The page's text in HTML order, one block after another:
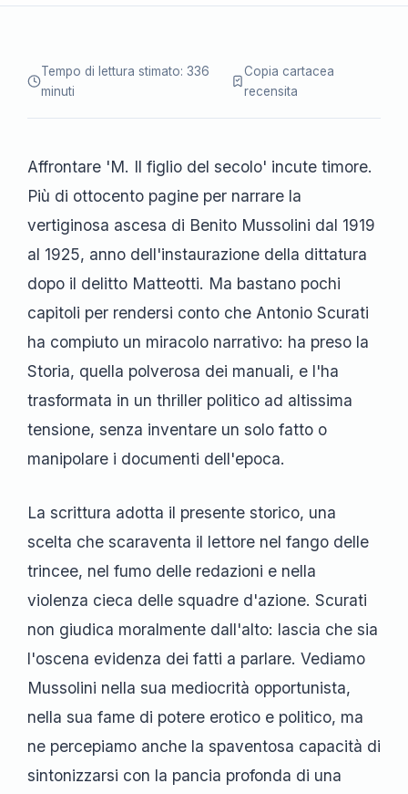
Tempo di lettura stimato: 336
minuti
Copia cartacea
recensita
Affrontare 'M. Il figlio del secolo' incute timore.
Più di ottocento pagine per narrare la
vertiginosa ascesa di Benito Mussolini dal 1919
al 1925, anno dell'instaurazione della dittatura
dopo il delitto Matteotti. Ma bastano pochi
capitoli per rendersi conto che Antonio Scurati
ha compiuto un miracolo narrativo: ha preso la
Storia, quella polverosa dei manuali, e l'ha
trasformata in un thriller politico ad altissima
tensione, senza inventare un solo fatto o
manipolare i documenti dell'epoca.
La scrittura adotta il presente storico, una
scelta che scaraventa il lettore nel fango delle
trincee, nel fumo delle redazioni e nella
violenza cieca delle squadre d'azione. Scurati
non giudica moralmente dall'alto: lascia che sia
l'oscena evidenza dei fatti a parlare. Vediamo
Mussolini nella sua mediocrità opportunista,
nella sua fame di potere erotico e politico, ma
ne percepiamo anche la spaventosa capacità di
sintonizzarsi con la pancia profonda di una